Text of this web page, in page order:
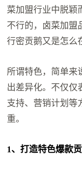
菜加盟行业中脱颖
不行的，卤菜加盟
行密贡鹅又是怎么
所谓特色，简单来
出差异化。不仅仅
支持、营销计划等
重。
1、打造特色爆款